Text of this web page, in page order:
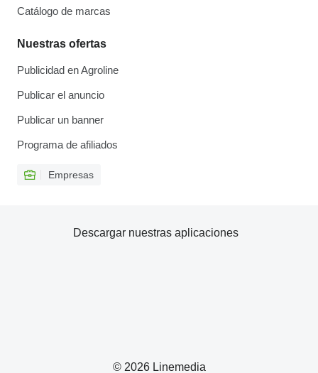
Catálogo de marcas
Nuestras ofertas
Publicidad en Agroline
Publicar el anuncio
Publicar un banner
Programa de afiliados
Empresas
© 2026 Linemedia
Descargar nuestras aplicaciones